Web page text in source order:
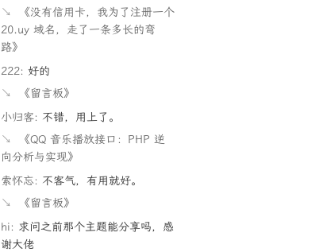
↘
《没有信用卡，我为了注册一个
20.uy 域名，走了一条多长的弯
路》
222: 好的
↘
《留言板》
小归客: 不错，用上了。
↘
《QQ 音乐播放接口：PHP 逆
向分析与实现》
索怀忘: 不客气，有用就好。
↘
《留言板》
hi: 求问之前那个主题能分享吗，感
谢大佬